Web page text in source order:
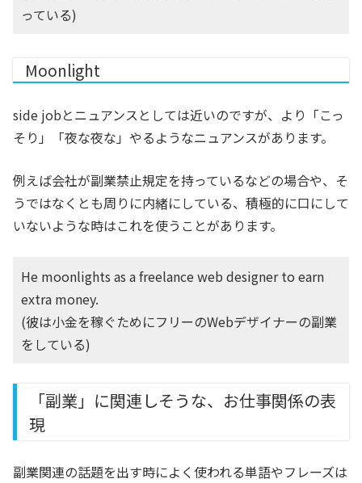
っている)
Moonlight
side jobとニュアンスとしては近いのですが、より「こっ
そり」「夜な夜な」やるようなニュアンスがあります。
例えば会社が副業禁止規定を持っているなどの場合や、そ
うではなくとも周りに内緒にしている、積極的に口にして
いないような時はこれを使うことがあります。
He moonlights as a freelance web designer to earn
extra money.
(彼は小金を稼ぐためにフリーのWebデザイナーの副業
をしている)
「副業」に関連しそうな、お仕事関係の表
現
副業関連の話題を出す時によく使われる単語やフレーズは